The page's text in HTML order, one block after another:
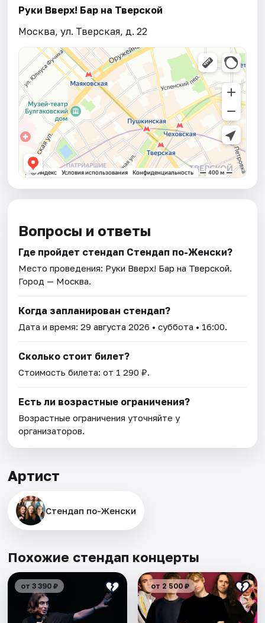
Руки Вверх! Бар на Тверской
Москва, ул. Тверская, д. 22
Вопросы и ответы
Где пройдет стендап Стендап по-Женски?
Место проведения: Руки Вверх! Бар на Тверской.
Город — Москва.
Когда запланирован стендап?
Дата и время:29 августа 2026 • суббота • 16:00.
Сколько стоит билет?
Стоимость билета: от 1 290 ₽.
Есть ли возрастные ограничения?
Возрастные ограничения уточняйте у
организаторов.
Артист
Стендап по-Женски
Похожие стендап концерты
от 3 390 ₽ от 2 500 ₽